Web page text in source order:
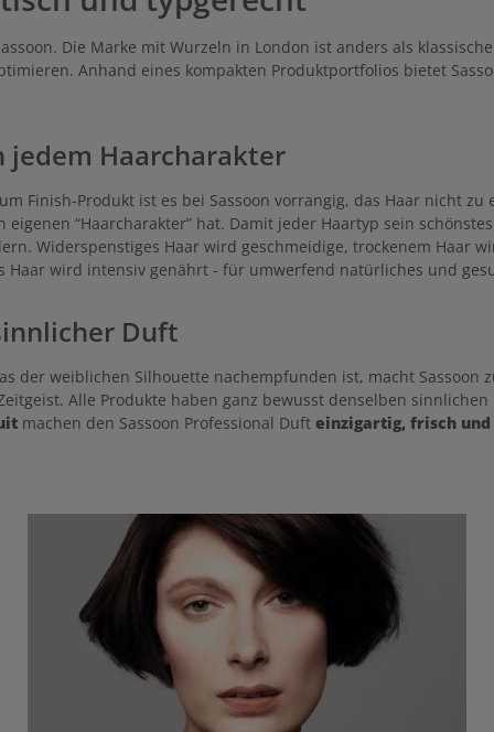
Im feuchten Haar den sanften
Duft sanft einmassieren,
lassen und sorgfältig ausspülen.
Die Marke mit Wurzeln in London ist anders als
Anhand eines kompakten Produktportfolios bietet
Haarcharakter
Finish-Produkt ist es bei Sassoon vorrangig, das Haar nicht
“Haarcharakter” hat. Damit jeder Haartyp sein
Widerspenstiges Haar wird geschmeidige, trockenem Haar
wird intensiv genährt - für umwerfend natürliches und
Duft
der weiblichen Silhouette nachempfunden ist, macht
Alle Produkte haben ganz bewusst denselben
machen den Sassoon Professional Duft einzigartig, frisch